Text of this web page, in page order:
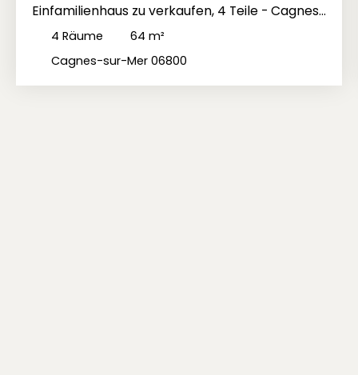
Einfamilienhaus zu verkaufen, 4 Teile - Cagnes-
sur-Mer 06800
4 Räume 64 m²
Cagnes-sur-Mer 06800